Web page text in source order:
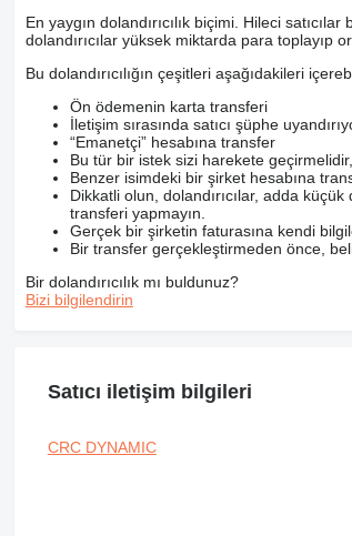
En yaygın dolandırıcılık biçimi. Hileci
dolandırıcılar yüksek miktarda para toplayıp
Bu dolandırıcılığın çeşitleri aşağıdakileri
Ön ödemenin karta transferi
İletişim sırasında satıcı şüphe
“Emanetçi” hesabına transfer
Bu tür bir istek sizi harekete
Benzer isimdeki bir şirket hesabına
Dikkatli olun, dolandırıcılar, adda
transferi yapmayın.
Gerçek bir şirketin faturasına kendi
Bir transfer gerçekleştirmeden önce,
Bir dolandırıcılık mı buldunuz?
Bizi bilgilendirin
Satıcı iletişim bilgileri
CRC DYNAMIC